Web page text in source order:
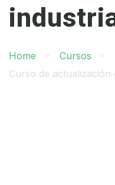
Home
Cursos
Curso de actualización